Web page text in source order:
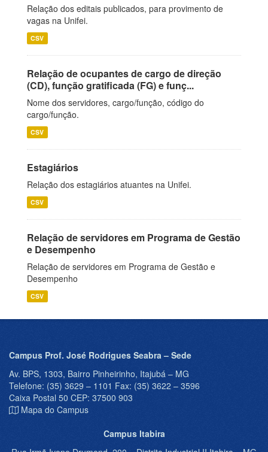
Relação dos editais publicados, para provimento de
vagas na Unifei.
CSV
Relação de ocupantes de cargo de direção
(CD), função gratificada (FG) e funç...
Nome dos servidores, cargo/função, código do
cargo/função.
CSV
Estagiários
Relação dos estagiários atuantes na Unifei.
CSV
Relação de servidores em Programa de Gestão
e Desempenho
Relação de servidores em Programa de Gestão e
Desempenho
CSV
Campus Prof. José Rodrigues Seabra – Sede
Av. BPS, 1303, Bairro Pinheirinho, Itajubá – MG
Telefone: (35) 3629 – 1101 Fax: (35) 3622 – 3596
Caixa Postal 50 CEP: 37500 903
Mapa do Campus
Campus Itabira